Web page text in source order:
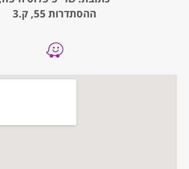
ההסתדרות 55, ק.3